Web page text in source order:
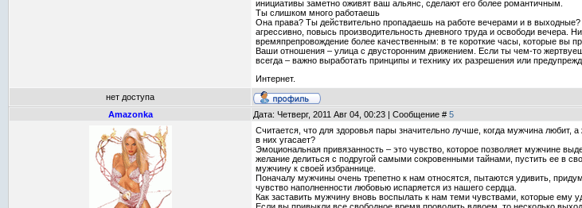
инициативы заметно оживят ваш альянс, сделают его более романтичным.
Ты слишком много работаешь
Она права? Ты действительно пропадаешь на работе вечерами и в
агрессивно, повысь производительность дневного труда и освободи вечера.
времяпрепровождение более качественным: в те короткие часы, которые вы
Ваши отношения – улица с двусторонним движением. Если ты чем-то
всегда – важно выработать принципы и технику их разрешения или
Интернет.
нет доступа
Amazonka
Дата: Четверг, 2011 Авг 04, 00:23 | Сообщение # 5
Считается, что для здоровья пары значительно лучше, когда мужчина любит,
в них угасает?
Эмоциональная привязанность – это чувство, которое позволяет мужчине
желание делиться с подругой самыми сокровенными тайнами, пустить ее в
мужчину к своей избраннице.
Поначалу мужчины очень трепетно к нам относятся, пытаются удивить,
чувство наполненности любовью испаряется из нашего сердца.
Как заставить мужчину вновь воспылать к нам теми чувствами, которые ему